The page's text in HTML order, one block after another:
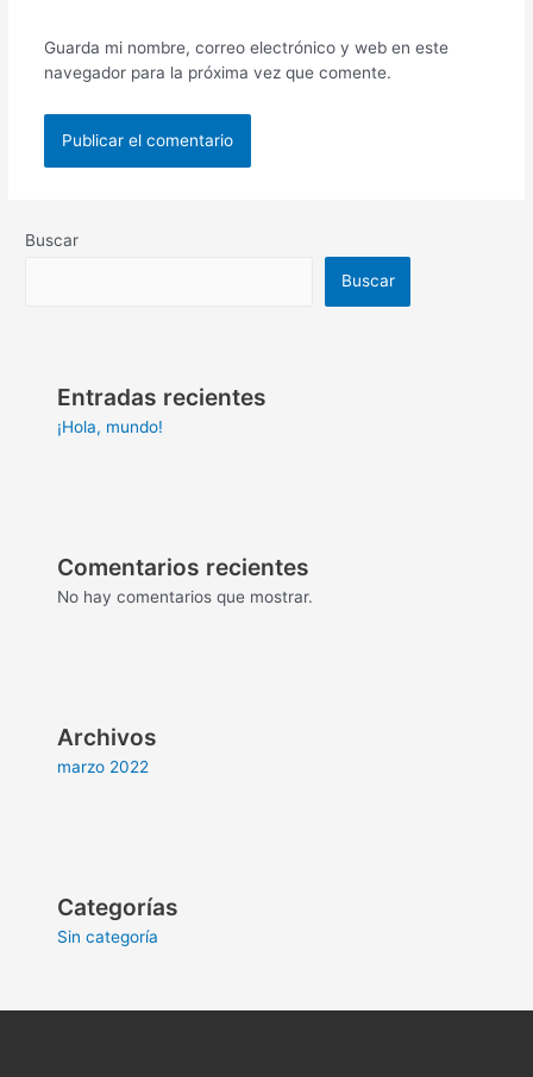
Guarda mi nombre, correo electrónico y web en este
navegador para la próxima vez que comente.
Buscar
Buscar
Entradas recientes
¡Hola, mundo!
Comentarios recientes
No hay comentarios que mostrar.
Archivos
marzo 2022
Categorías
Sin categoría